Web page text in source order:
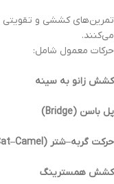
تمرین‌های کششی و تقویتی
می‌کنند.
حرکات معمول شامل:
کشش زانو به سینه
پل باسن (Bridge)
حرکت گربه–شتر (Cat–Camel)
کشش همسترینگ